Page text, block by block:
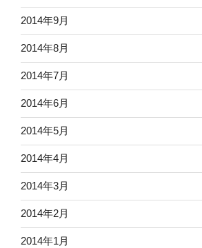
2014年9月
2014年8月
2014年7月
2014年6月
2014年5月
2014年4月
2014年3月
2014年2月
2014年1月